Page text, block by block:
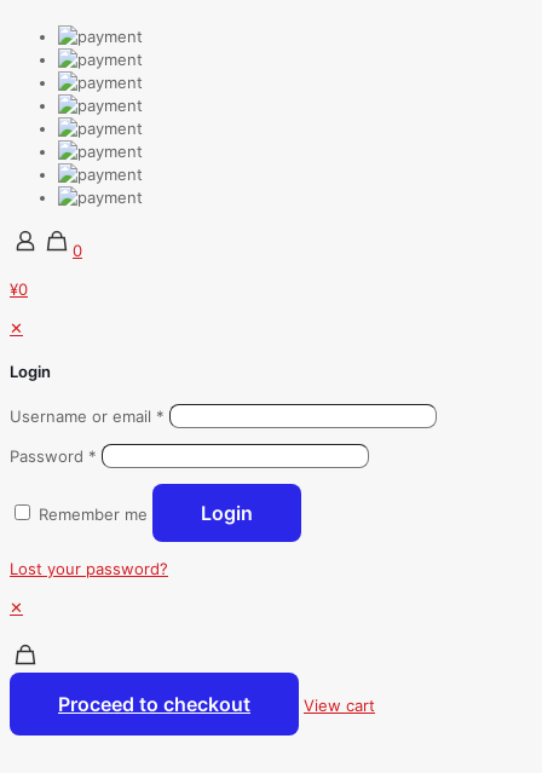
0
¥0
✕
Login
Username or email *
Password *
Remember me Login
Lost your password?
✕
Proceed to checkout View cart